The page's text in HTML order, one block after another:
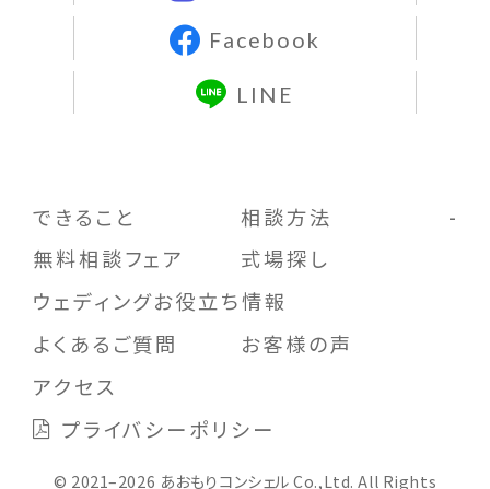
Facebook
LINE
できること
相談方法
無料相談フェア
式場探し
ウェディングお役立ち情報
よくあるご質問
お客様の声
アクセス
プライバシーポリシー
© 2021–2026 あおもりコンシェル Co.,Ltd. All Rights